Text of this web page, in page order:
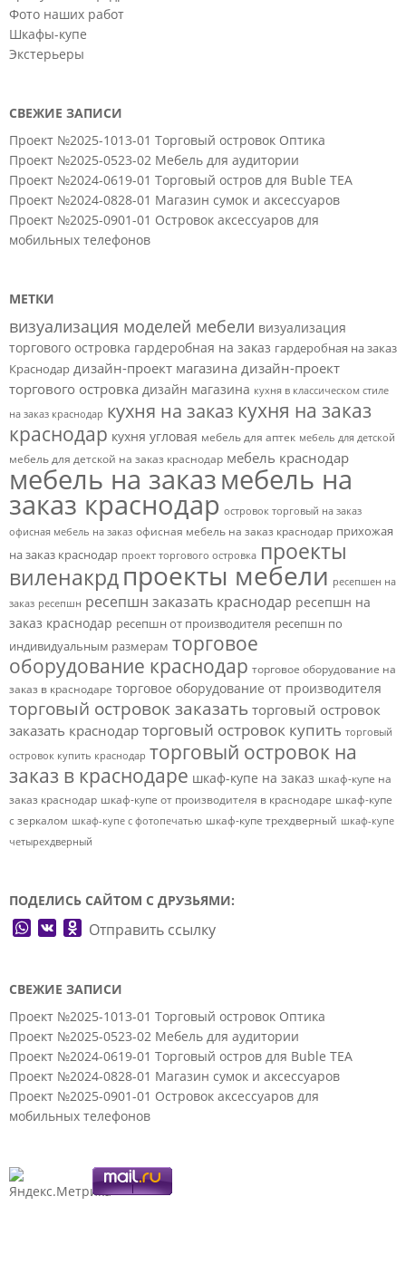
Фото наших работ
Шкафы-купе
Экстерьеры
СВЕЖИЕ ЗАПИСИ
Проект №2025-1013-01 Торговый островок Оптика
Проект №2025-0523-02 Мебель для аудитории
Проект №2024-0619-01 Торговый остров для Buble TEA
Проект №2024-0828-01 Магазин сумок и аксессуаров
Проект №2025-0901-01 Островок аксессуаров для
мобильных телефонов
МЕТКИ
визуализация моделей мебели визуализация
торгового островка гардеробная на заказ гардеробная на заказ
Краснодар дизайн-проект магазина дизайн-проект
торгового островка дизайн магазина кухня в классическом стиле
на заказ краснодар кухня на заказ кухня на заказ
краснодар кухня угловая мебель для аптек мебель для детской
мебель для детской на заказ краснодар мебель краснодар
мебель на заказмебель на
заказ краснодар островок торговый на заказ
офисная мебель на заказ офисная мебель на заказ краснодар прихожая
на заказ краснодар проект торгового островка проекты
виленакрдпроекты мебели ресепшен на
заказ ресепшн ресепшн заказать краснодар ресепшн на
заказ краснодар ресепшн от производителя ресепшн по
индивидуальным размерам торговое
оборудование краснодар торговое оборудование на
заказ в краснодаре торговое оборудование от производителя
торговый островок заказать торговый островок
заказать краснодар торговый островок купить торговый
островок купить краснодар торговый островок на
заказ в краснодаре шкаф-купе на заказ шкаф-купе на
заказ краснодар шкаф-купе от производителя в краснодаре шкаф-купе
с зеркалом шкаф-купе с фотопечатью шкаф-купе трехдверный шкаф-купе
четырехдверный
ПОДЕЛИСЬ САЙТОМ С ДРУЗЬЯМИ:
WhatsApp
VK Odnoklassniki
Отправить ссылку
СВЕЖИЕ ЗАПИСИ
Проект №2025-1013-01 Торговый островок Оптика
Проект №2025-0523-02 Мебель для аудитории
Проект №2024-0619-01 Торговый остров для Buble TEA
Проект №2024-0828-01 Магазин сумок и аксессуаров
Проект №2025-0901-01 Островок аксессуаров для
мобильных телефонов